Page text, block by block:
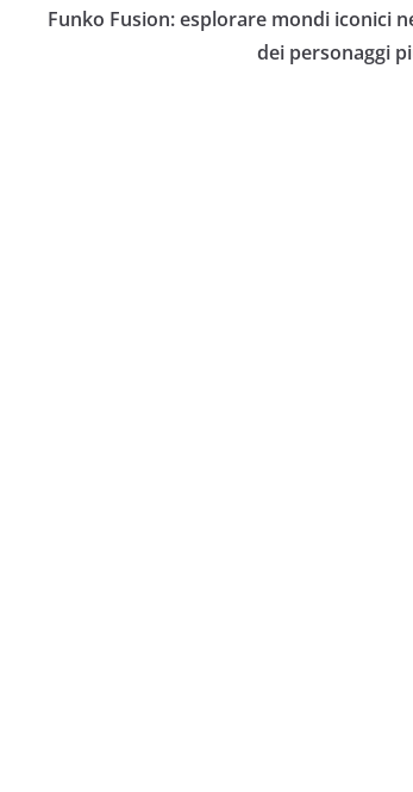
Funko Fusion: esplorare mondi iconici
dei personaggi